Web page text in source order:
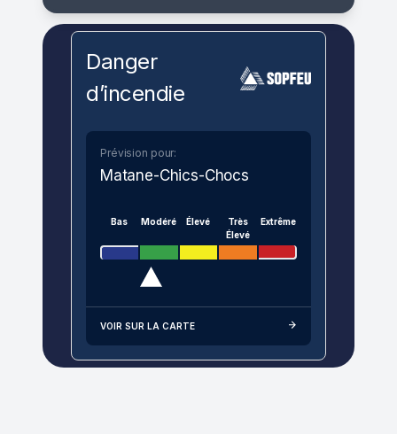
Danger
d’incendie
Prévision pour:
Matane-Chics-Chocs
Bas Modéré Élevé
Très
Élevé
Extrême
VOIR SUR LA CARTE